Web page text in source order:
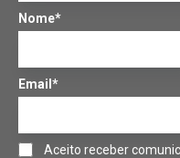
Nome*
Email*
Aceito receber